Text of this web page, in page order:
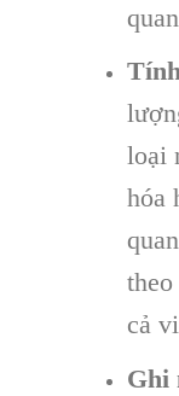
loại
hóa
cả
Ghi